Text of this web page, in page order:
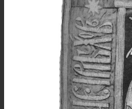
Экскурсия